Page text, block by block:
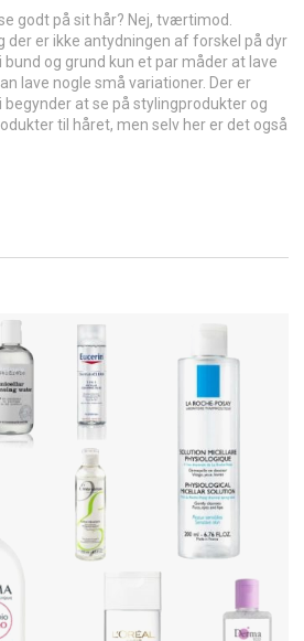
godt på sit hår? Nej, tværtimod.
der er ikke antydningen af forskel på dyr
bund og grund kun et par måder at lave
lave nogle små variationer. Der er
begynder at se på stylingprodukter og
til håret, men selv her er det også